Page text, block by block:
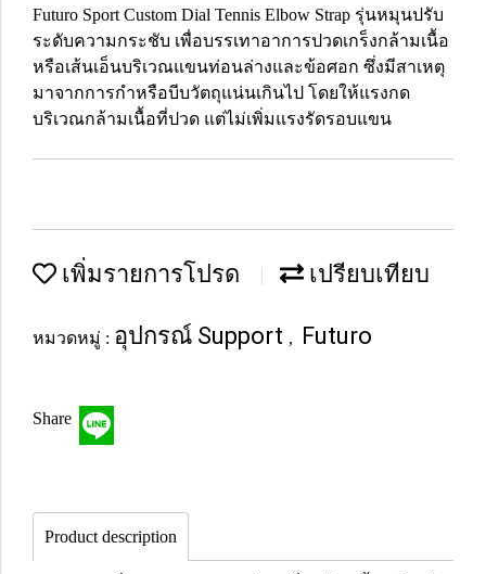
Futuro Sport Custom Dial Tennis Elbow Strap รุ่นหมุนปรับ
ระดับความกระชับ เพื่อบรรเทาอาการปวดเกร็งกล้ามเนื้อ
หรือเส้นเอ็นบริเวณแขนท่อนล่างและข้อศอก ซึ่งมีสาเหตุ
มาจากการกำหรือบีบวัตถุแน่นเกินไป โดยให้แรงกด
บริเวณกล้ามเนื้อที่ปวด แต่ไม่เพิ่มแรงรัดรอบแขน
เพิ่มรายการโปรด เปรียบเทียบ
หมวดหมู่ : อุปกรณ์ Support , Futuro
Share
Product description